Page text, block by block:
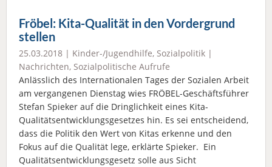
Fröbel: Kita-Qualität in den Vordergrund
stellen
25.03.2018 | Kinder-/Jugendhilfe, Sozialpolitik |
Nachrichten, Sozialpolitische Aufrufe
Anlässlich des Internationalen Tages der Sozialen Arbeit
am vergangenen Dienstag wies FRÖBEL-Geschäftsführer
Stefan Spieker auf die Dringlichkeit eines Kita-
Qualitätsentwicklungsgesetzes hin. Es sei entscheidend,
dass die Politik den Wert von Kitas erkenne und den
Fokus auf die Qualität lege, erklärte Spieker. Ein
Qualitätsentwicklungsgesetz solle aus Sicht